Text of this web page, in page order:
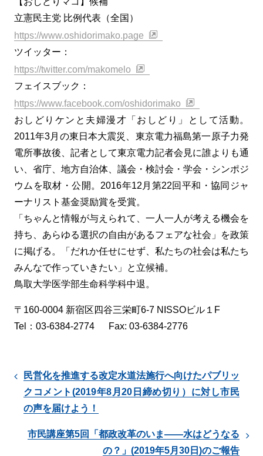
立憲民主党 比例代表（全国）
https://www.oshidorimako.page
ツイッター：
https://twitter.com/makomelo
フェイスブック：
https://www.facebook.com/oshidorimako
おしどりケンと夫婦漫才「おしどり」として活動。
2011年3月の東日本大震災、東京電力福島第一原子力発
電所事故後、記者として東京電力記者会見に誰よりも通
い、省庁、地方自治体、議会・検討会・学会・シンポジ
ウムを取材・公開。2016年12月第22回平和・協同ジャ
ーナリスト基金奨励賞を受賞。
「ちゃんと情報が与えられて、一人一人が考える機会を
持ち、あらゆる選択の自由があるフェアな社会」を政策
に掲げる。「だれか任せにせず、私たちの社会は私たち
みんなで作っていきたい」と立候補。
鳥取大学医学部生命科学科中退。
〒160-0004 新宿区四谷三栄町6-7 NISSOビル１F
Tel：03-6384-2774 Fax: 03-6384-2776
民営化を推進する改定水道法施行へ向けたパブリッ
クコメント(2019年8月20日締め切り）に対し市民
の声を届けよう！
市民講座第5回「都政改革のいま――水はどうなる
の？」(2019年5月30日)のご報告